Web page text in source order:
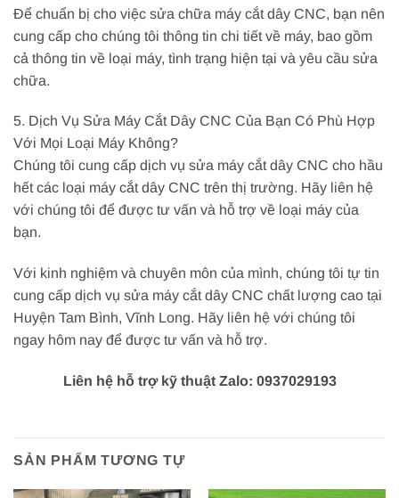
Để chuẩn bị cho việc sửa chữa máy cắt dây CNC, bạn nên
cung cấp cho chúng tôi thông tin chi tiết về máy, bao gồm
cả thông tin về loại máy, tình trạng hiện tại và yêu cầu sửa
chữa.
5. Dịch Vụ Sửa Máy Cắt Dây CNC Của Bạn Có Phù Hợp
Với Mọi Loại Máy Không?
Chúng tôi cung cấp dịch vụ sửa máy cắt dây CNC cho hầu
hết các loại máy cắt dây CNC trên thị trường. Hãy liên hệ
với chúng tôi để được tư vấn và hỗ trợ về loại máy của
bạn.
Với kinh nghiệm và chuyên môn của mình, chúng tôi tự tin
cung cấp dịch vụ sửa máy cắt dây CNC chất lượng cao tại
Huyện Tam Bình, Vĩnh Long. Hãy liên hệ với chúng tôi
ngay hôm nay để được tư vấn và hỗ trợ.
Liên hệ hỗ trợ kỹ thuật Zalo: 0937029193
SẢN PHẨM TƯƠNG TỰ